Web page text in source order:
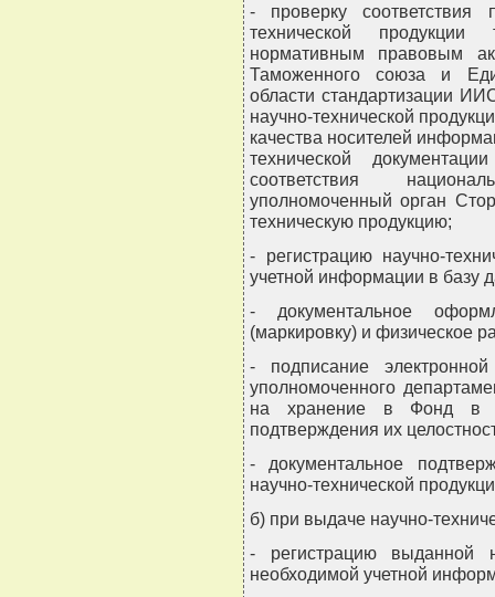
- проверку соответствия
технической продукции
нормативным правовым
Таможенного союза и
области стандартизации
научно-технической
качества носителей
технической
соответствия
уполномоченный орган
техническую продукцию;
- регистрацию научно-
учетной информации в базу
- документальное
(маркировку) и физическое
- подписание электронной
уполномоченного
на хранение в Фонд в
подтверждения их
- документальное
научно-технической
б) при выдаче научно-
- регистрацию выданной
необходимой учетной